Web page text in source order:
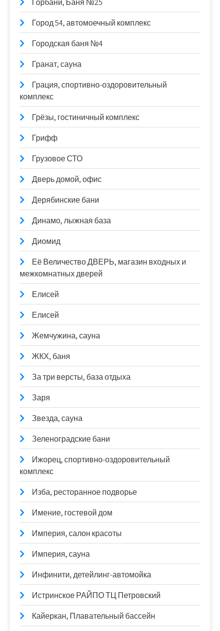
Горбани, Баня №25
Город 54, автомоечный комплекс
Городская баня №4
Гранат, сауна
Грация, спортивно-оздоровительный
комплекс
Грёзы, гостиничный комплекс
Грифф
Грузовое СТО
Дверь домой, офис
Дерябинские бани
Динамо, лыжная база
Диомид
Её Величество ДВЕРЬ, магазин входных и
межкомнатных дверей
Елисей
Елисей
Жемчужина, сауна
ЖКХ, баня
За три версты, база отдыха
Заря
Звезда, сауна
Зеленоградские бани
Ижорец, спортивно-оздоровительный
комплекс
Изба, ресторанное подворье
Имение, гостевой дом
Империя, салон красоты
Империя, сауна
Инфинити, детейлинг-автомойка
Истринское РАЙПО ТЦ Петровский
Кайеркан, Плавательный бассейн